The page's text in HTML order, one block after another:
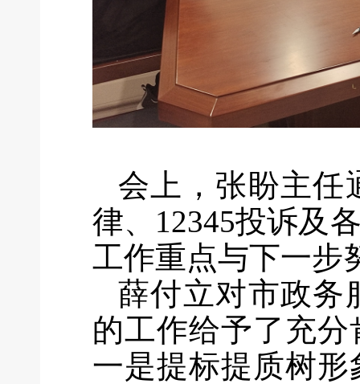
会上，张盼主任
律、12345投诉及
工作重点与下一步
薛付立对市政务
的工作给予了充
一是提标提质树